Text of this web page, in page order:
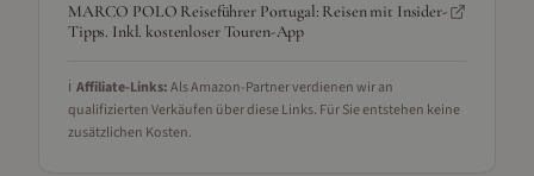
MARCO POLO Reiseführer Portugal: Reisen mit Insider-
Tipps. Inkl. kostenloser Touren-App
ℹ️ Affiliate-Links:Als Amazon-Partner verdienen wir an
qualifizierten Verkäufen über diese Links. Für Sie entstehen keine
zusätzlichen Kosten.